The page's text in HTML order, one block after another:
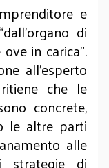
e
di
in carica”.
all’esperto
che le
concrete,
le altre parti
alle